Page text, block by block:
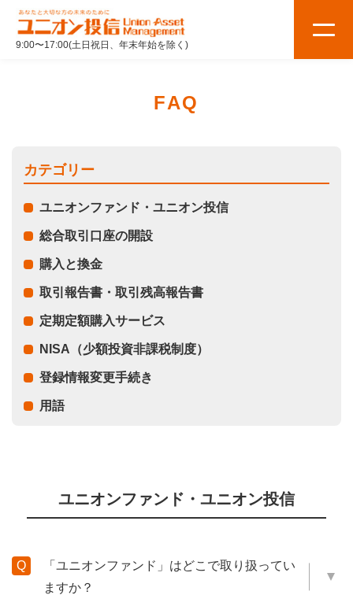
9:00〜17:00(土日祝日、年末年始を除く)
FAQ
カテゴリー
ユニオンファンド・ユニオン投信
総合取引口座の開設
購入と換金
取引報告書・取引残高報告書
定期定額購入サービス
NISA（少額投資非課税制度）
登録情報変更手続き
用語
ユニオンファンド・ユニオン投信
「ユニオンファンド」はどこで取り扱ってい
ますか？